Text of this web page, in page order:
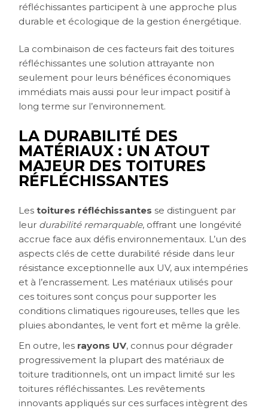
réfléchissantes participent à une approche plus
durable et écologique de la gestion énergétique.
La combinaison de ces facteurs fait des toitures
réfléchissantes une solution attrayante non
seulement pour leurs bénéfices économiques
immédiats mais aussi pour leur impact positif à
long terme sur l’environnement.
LA DURABILITÉ DES
MATÉRIAUX : UN ATOUT
MAJEUR DES TOITURES
RÉFLÉCHISSANTES
Lestoitures réfléchissantes se distinguent par
leur durabilité remarquable, offrant une longévité
accrue face aux défis environnementaux. L’un des
aspects clés de cette durabilité réside dans leur
résistance exceptionnelle aux UV, aux intempéries
et à l’encrassement. Les matériaux utilisés pour
ces toitures sont conçus pour supporter les
conditions climatiques rigoureuses, telles que les
pluies abondantes, le vent fort et même la grêle.
En outre, les rayons UV, connus pour dégrader
progressivement la plupart des matériaux de
toiture traditionnels, ont un impact limité sur les
toitures réfléchissantes. Les revêtements
innovants appliqués sur ces surfaces intègrent des